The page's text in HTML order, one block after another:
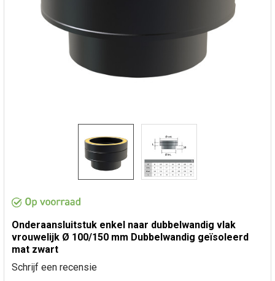
Onderaansluitstuk enkel naar dubbelwandig vlak
vrouwelijk Ø 100/150 mm Dubbelwandig geïsoleerd
mat zwart
Schrijf een recensie